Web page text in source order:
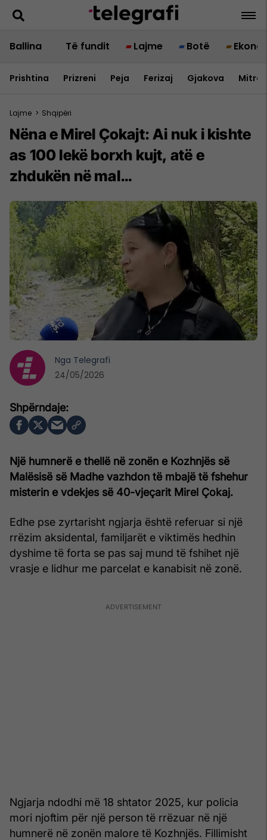
Ballina Të fundit Lajme Botë
Prishtina Prizreni Peja Ferizaj Gjakova
Lajme > Shqipëri
Nëna e Mirel Çokajt: Ai nuk i kishte
as 100 lekë borxh kujt, atë e
zhdukën në mal…
Një humnerë e thellë në zonën e Kozhnjës së
Malësisë së Madhe vazhdon të mbajë të fshehur
misterin e vdekjes së 40-vjeçarit Mirel Çokaj.
Edhe pse zyrtarisht ngjarja është referuar si një
rrëzim aksidental, familjarët e viktimës hedhin
dyshime të forta se pas saj mund të fshihet një
vrasje e lidhur me parcelat e kanabisit në zonë.
Ngjarja ndodhi më 18 shtator 2025, kur policia
mori njoftim për një person të rrëzuar në një
humnerë në zonën malore të Kozhnjës. Fillimisht
Nga Telegrafi
24/05/2026